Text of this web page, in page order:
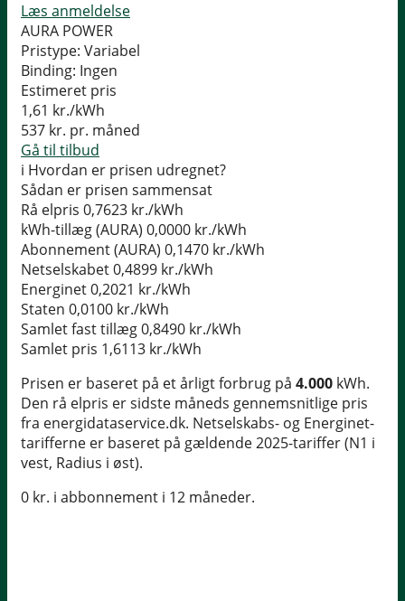
Læs anmeldelse
AURA POWER
Pristype: Variabel
Binding: Ingen
Estimeret pris
1,61 kr./kWh
537 kr. pr. måned
Gå til tilbud
i Hvordan er prisen udregnet?
Sådan er prisen sammensat
Rå elpris 0,7623 kr./kWh
kWh-tillæg (AURA) 0,0000 kr./kWh
Abonnement (AURA) 0,1470 kr./kWh
Netselskabet0,4899 kr./kWh
Energinet0,2021 kr./kWh
Staten 0,0100 kr./kWh
Samlet fast tillæg0,8490 kr./kWh
Samlet pris 1,6113 kr./kWh
Prisen er baseret på et årligt forbrug på 4.000 kWh.
Den rå elpris er sidste måneds gennemsnitlige pris
fra energidataservice.dk. Netselskabs- og Energinet-
tarifferne er baseret på gældende 2025-tariffer (N1 i
vest, Radius i øst).
0 kr. i abbonnement i 12 måneder.